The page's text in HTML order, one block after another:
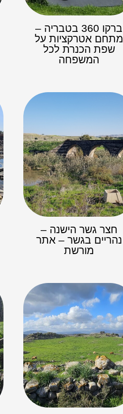
ברקו 360 בטבריה –
מתחם אטרקציות על
שפת הכנרת לכל
המשפחה
חצר גשר הישנה –
נהריים בגשר – אתר
מורשת